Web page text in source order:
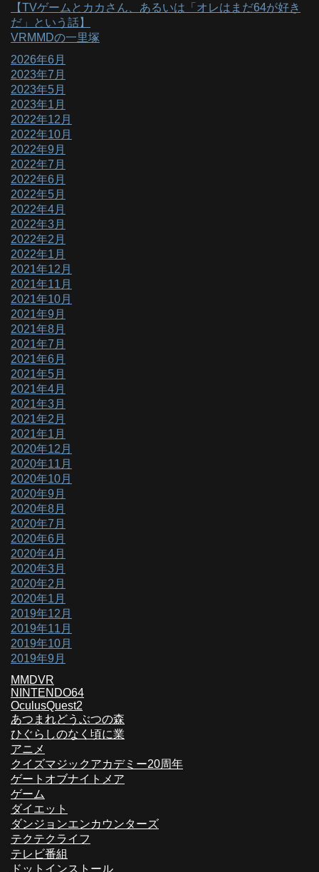
【TVゲームとカカさん、あるいは「オレはまだ64が好き
だ」という話】
VRMMDの一里塚
2026年6月
2023年7月
2023年5月
2023年1月
2022年12月
2022年10月
2022年9月
2022年7月
2022年6月
2022年5月
2022年4月
2022年3月
2022年2月
2022年1月
2021年12月
2021年11月
2021年10月
2021年9月
2021年8月
2021年7月
2021年6月
2021年5月
2021年4月
2021年3月
2021年2月
2021年1月
2020年12月
2020年11月
2020年10月
2020年9月
2020年8月
2020年7月
2020年6月
2020年4月
2020年3月
2020年2月
2020年1月
2019年12月
2019年11月
2019年10月
2019年9月
MMDVR
NINTENDO64
OculusQuest2
あつまれどうぶつの森
ひぐらしのなく頃に業
アニメ
クイズマジックアカデミー20周年
ゲートオブナイトメア
ゲーム
ダイエット
ダンジョンエンカウンターズ
テクテクライフ
テレビ番組
ドットインストール